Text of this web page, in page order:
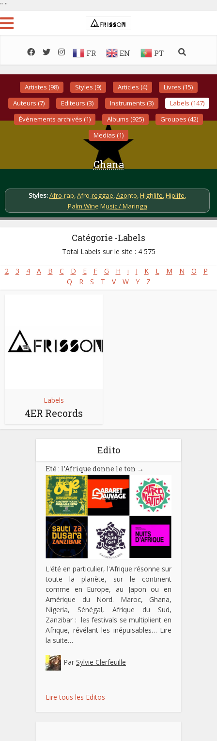
" "
FR EN PT
Artistes (98) Styles (9) Articles (4)
Livres (15)
Auteurs (7)
Editeurs (3) Instruments (3)
Labels (147)
Événements archivés (1)
Albums (925)
Groupes (42)
Medias (1)
Ghana
Styles:Afro-rap,Afro-reggae,Azonto,Highlife,Hiplife,
Palm Wine Music / Maringa
Catégorie -Labels
Total Labels sur le site : 4 575
2 3 4 A B C D E F G H i J K L M N O
P
Q
R S T V W Y Z
Labels
4ER Records
Edito
Eté : l’Afrique donne le ton →
L'été en particulier, l'Afrique résonne sur
toute la planète, sur le continent
comme en Europe, au Japon ou en
Amérique du Nord. Maroc, Ghana,
Nigeria, Sénégal, Afrique du Sud,
Zanzibar : les festivals se multiplient en
Afrique, révélant les inépuisables… Lire
la suite…
Par Sylvie Clerfeuille
Lire tous les Editos